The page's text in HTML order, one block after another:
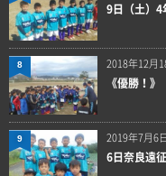
9日（土）4
2018年12月
《優勝！
8
2019年7月6日
6日奈良遠
9